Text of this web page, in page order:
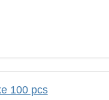
100 pcs